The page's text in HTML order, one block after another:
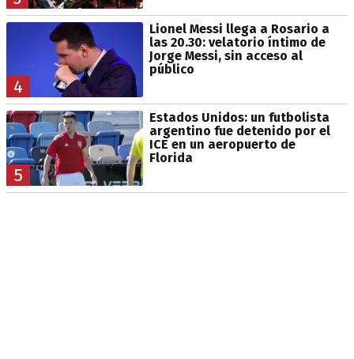
4
Lionel Messi llega a Rosario a
las 20.30: velatorio íntimo de
Jorge Messi, sin acceso al
público
5
Estados Unidos: un futbolista
argentino fue detenido por el
ICE en un aeropuerto de
Florida